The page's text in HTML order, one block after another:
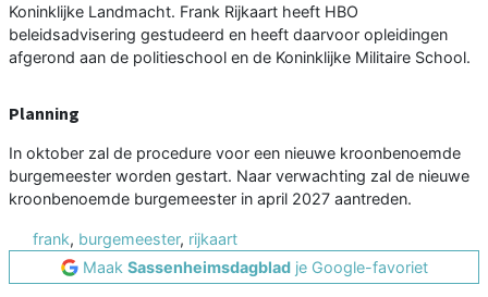
Koninklijke Landmacht. Frank Rijkaart heeft HBO
beleidsadvisering gestudeerd en heeft daarvoor opleidingen
afgerond aan de politieschool en de Koninklijke Militaire School.
Planning
In oktober zal de procedure voor een nieuwe kroonbenoemde
burgemeester worden gestart. Naar verwachting zal de nieuwe
kroonbenoemde burgemeester in april 2027 aantreden.
frank, burgemeester, rijkaart
Maak Sassenheimsdagbladje Google-favoriet